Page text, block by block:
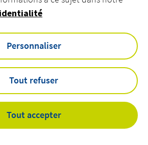
linkedinyoutube
Personnaliser
Tout refuser
Tout accepter